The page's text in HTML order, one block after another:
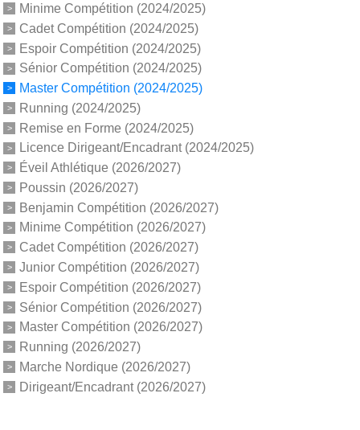
Minime Compétition (2024/2025)
Cadet Compétition (2024/2025)
Espoir Compétition (2024/2025)
Sénior Compétition (2024/2025)
Master Compétition (2024/2025)
Running (2024/2025)
Remise en Forme (2024/2025)
Licence Dirigeant/Encadrant (2024/2025)
Éveil Athlétique (2026/2027)
Poussin (2026/2027)
Benjamin Compétition (2026/2027)
Minime Compétition (2026/2027)
Cadet Compétition (2026/2027)
Junior Compétition (2026/2027)
Espoir Compétition (2026/2027)
Sénior Compétition (2026/2027)
Master Compétition (2026/2027)
Running (2026/2027)
Marche Nordique (2026/2027)
Dirigeant/Encadrant (2026/2027)